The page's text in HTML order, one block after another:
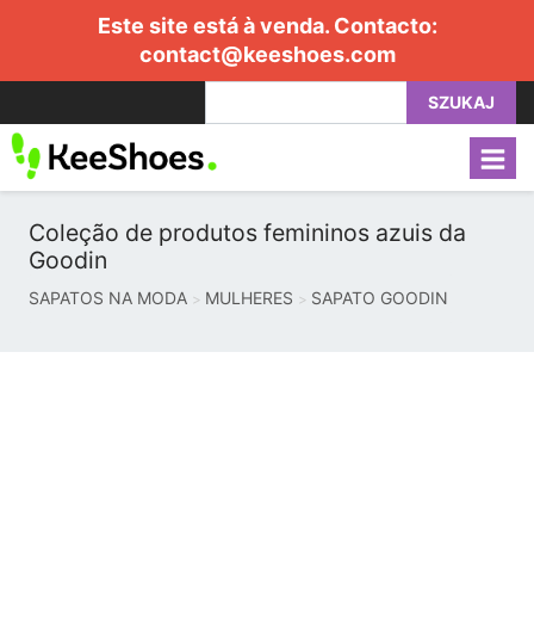
Este site está à venda. Contacto:
contact@keeshoes.com
SZUKAJ
Coleção de produtos femininos azuis da
Goodin
SAPATOS NA MODA MULHERES SAPATO GOODIN